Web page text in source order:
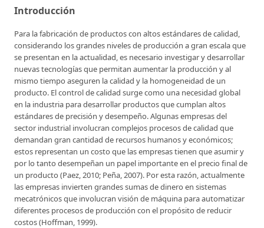
Introducción
Para la fabricación de productos con altos estándares de calidad,
considerando los grandes niveles de producción a gran escala que
se presentan en la actualidad, es necesario investigar y desarrollar
nuevas tecnologías que permitan aumentar la producción y al
mismo tiempo aseguren la calidad y la homogeneidad de un
producto. El control de calidad surge como una necesidad global
en la industria para desarrollar productos que cumplan altos
estándares de precisión y desempeño. Algunas empresas del
sector industrial involucran complejos procesos de calidad que
demandan gran cantidad de recursos humanos y económicos;
estos representan un costo que las empresas tienen que asumir y
por lo tanto desempeñan un papel importante en el precio final de
un producto (Paez, 2010; Peña, 2007). Por esta razón, actualmente
las empresas invierten grandes sumas de dinero en sistemas
mecatrónicos que involucran visión de máquina para automatizar
diferentes procesos de producción con el propósito de reducir
costos (Hoffman, 1999).